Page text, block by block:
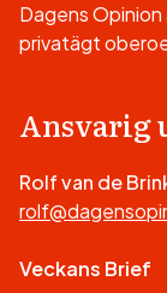
Dagens
privatägt
Ansvarig
Rolf van de
Veckans Brief